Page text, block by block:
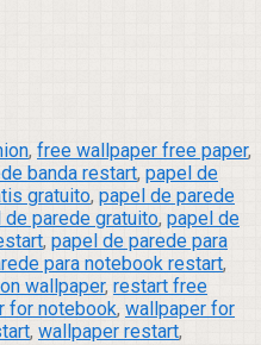
, free wallpaper free paper,
banda restart, papel de
gratuito, papel de parede
de parede gratuito, papel de
, papel de parede para
para notebook restart,
wallpaper, restart free
for notebook, wallpaper for
, wallpaper restart,